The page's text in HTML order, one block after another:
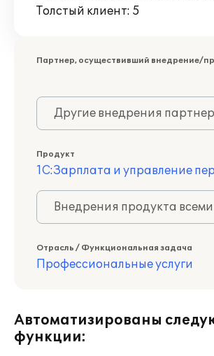
Толстый клиент: 5
Партнер, осуществивший внедрение/
Другие внедрения
Продукт
1С:Зарплата и управление
Внедрения продукта
Отрасль / Функциональная задача
Профессиональные услуги
Автоматизированы
функции: